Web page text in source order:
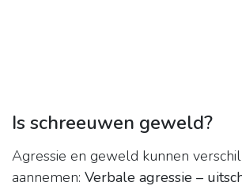
Is schreeuwen geweld?
Agressie en geweld kunnen
aannemen: Verbale agressie –